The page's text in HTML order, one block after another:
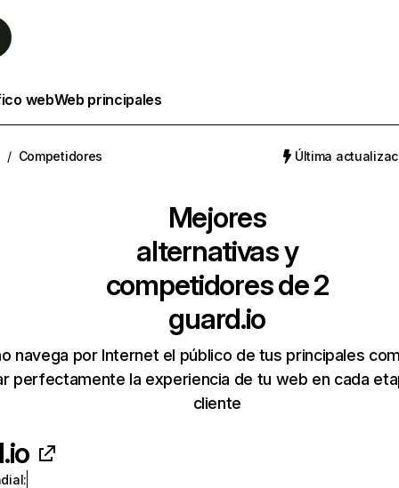
webWeb principales
/ Competidores Última
Mejores
alternativas y
competidores de 2
guard.io
navega por Internet el público de tus principales
perfectamente la experiencia de tu web en cada
cliente
: